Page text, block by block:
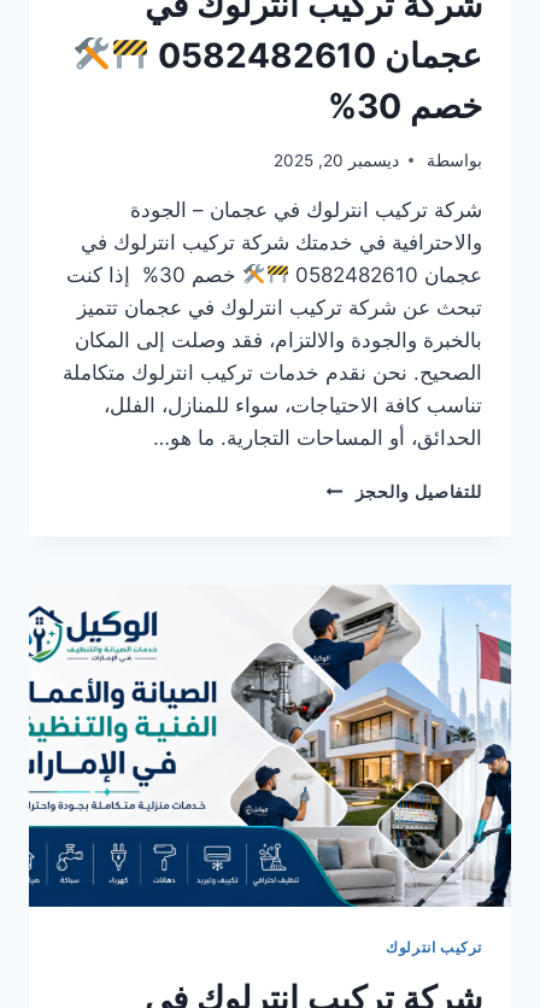
عجمان 0582482610
خصم 30%
بواسطة ديسمبر 20, 2025
شركة تركيب انترلوك في عجمان – الجودة
والاحترافية في خدمتك شركة تركيب انترلوك في
عجمان 0582482610
خصم 30% إذا كنت
تبحث عن شركة تركيب انترلوك في عجمان تتميز
بالخبرة والجودة والالتزام، فقد وصلت إلى المكان
الصحيح. نحن نقدم خدمات تركيب انترلوك متكاملة
تناسب كافة الاحتياجات، سواء للمنازل، الفلل،
الحدائق، أو المساحات التجارية. ما هو…
للتفاصيل والحجز
شركة
عجمان
0582482610
خصم
30%
تركيب انترلوك
شركة تركيب انترلوك في